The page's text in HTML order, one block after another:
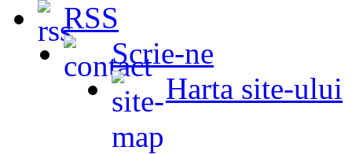
RSS
Scrie-ne
Harta site-ului